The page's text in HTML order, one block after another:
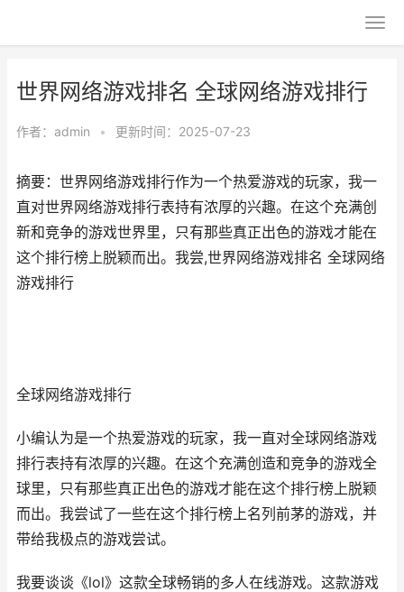
世界网络游戏排名 全球网络游戏排行
作者： admin • 更新时间：2025-07-23
摘要：世界网络游戏排行作为一个热爱游戏的玩家，我一
直对世界网络游戏排行表持有浓厚的兴趣。在这个充满创
新和竞争的游戏世界里，只有那些真正出色的游戏才能在
这个排行榜上脱颖而出。我尝,世界网络游戏排名 全球网络
游戏排行
全球网络游戏排行
小编认为是一个热爱游戏的玩家，我一直对全球网络游戏
排行表持有浓厚的兴趣。在这个充满创造和竞争的游戏全
球里，只有那些真正出色的游戏才能在这个排行榜上脱颖
而出。我尝试了一些在这个排行榜上名列前茅的游戏，并
带给我极点的游戏尝试。
我要谈谈《lol》这款全球畅销的多人在线游戏。这款游戏